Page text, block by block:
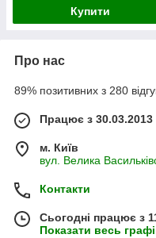
Купити
Про нас
89% позитивних з 280
Працює з 30.03.2013
м. Київ
вул. Велика
Контакти
Сьогодні працює з
Показати весь